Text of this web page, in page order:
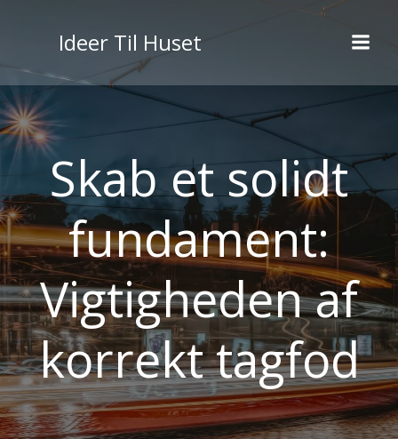
indhold
Ideer Til Huset
Skab et solidt
fundament:
Vigtigheden af
korrekt tagfod